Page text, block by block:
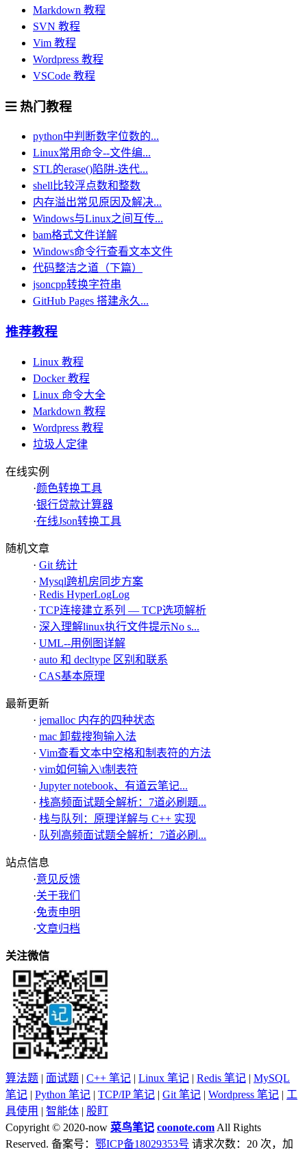
Markdown 教程
SVN 教程
Vim 教程
Wordpress 教程
VSCode 教程
热门教程
python中判断数字位数的...
Linux常用命令--文件编...
STL的erase()陷阱-迭代...
shell比较浮点数和整数
内存溢出常见原因及解决...
Windows与Linux之间互传...
bam格式文件详解
Windows命令行查看文本文件
代码整洁之道（下篇）
jsoncpp转换字符串
GitHub Pages 搭建永久...
推荐教程
Linux 教程
Docker 教程
Linux 命令大全
Markdown 教程
Wordpress 教程
垃圾人定律
在线实例
·颜色转换工具
·银行贷款计算器
·在线Json转换工具
随机文章
· Git 统计
· Mysql跨机房同步方案
· Redis HyperLogLog
· TCP连接建立系列 — TCP选项解析
· 深入理解linux执行文件提示No s...
· UML--用例图详解
· auto 和 decltype 区别和联系
· CAS基本原理
最新更新
· jemalloc 内存的四种状态
· mac 卸载搜狗输入法
· Vim查看文本中空格和制表符的方法
· vim如何输入\t制表符
· Jupyter notebook、有道云笔记...
· 栈高频面试题全解析：7道必刷题...
· 栈与队列：原理详解与 C++ 实现
· 队列高频面试题全解析：7道必刷...
站点信息
·意见反馈
·关于我们
·免责申明
·文章归档
关注微信
算法题 | 面试题 | C++ 笔记 | Linux 笔记 | Redis 笔记 | MySQL
笔记 | Python 笔记 | TCP/IP 笔记 | Git 笔记 | Wordpress 笔记 | 工
具使用 | 智能体 | 股盯
Copyright © 2020-now 菜鸟笔记 coonote.com All Rights
Reserved. 备案号： 鄂ICP备18029353号 请求次数：20 次，加